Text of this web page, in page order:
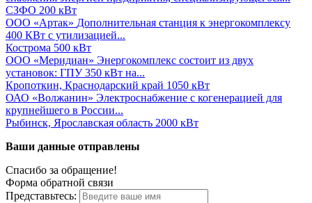
СЗФО 200 кВт
ООО «Артак» Дополнительная станция к энергокомплексу
400 КВт с утилизацией...
Кострома 500 кВт
ООО «Меридиан» Энергокомплекс состоит из двух
установок: ГПУ 350 кВт на...
Кропоткин, Краснодарский край 1050 кВт
ОАО «Волжанин» Электроснабжение с когенерацией для
крупнейшего в России...
Рыбинск, Ярославская область 2000 кВт
Ваши данные отправлены
Спасибо за обращение!
Форма обратной связи
Представьтесь: